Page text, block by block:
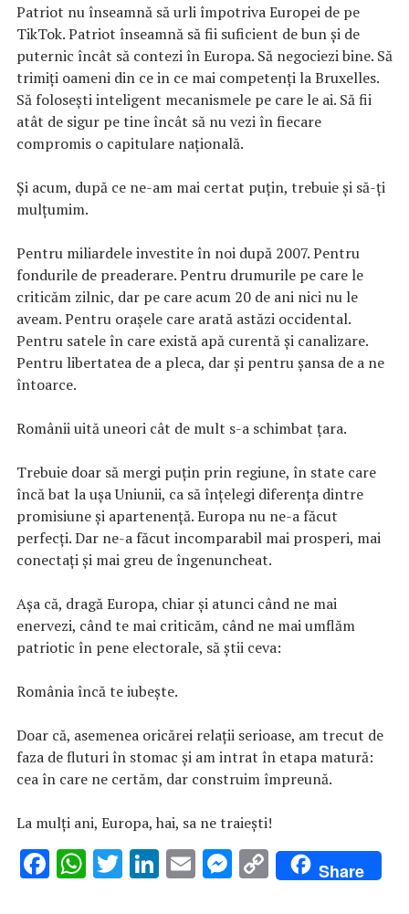
Patriot nu înseamnă să urli împotriva Europei de pe
TikTok. Patriot înseamnă să fii suficient de bun și de
puternic încât să contezi în Europa. Să negociezi bine. Să
trimiți oameni din ce in ce mai competenți la Bruxelles.
Să folosești inteligent mecanismele pe care le ai. Să fii
atât de sigur pe tine încât să nu vezi în fiecare
compromis o capitulare națională.
Și acum, după ce ne-am mai certat puțin, trebuie și să-ți
mulțumim.
Pentru miliardele investite în noi după 2007. Pentru
fondurile de preaderare. Pentru drumurile pe care le
criticăm zilnic, dar pe care acum 20 de ani nici nu le
aveam. Pentru orașele care arată astăzi occidental.
Pentru satele în care există apă curentă și canalizare.
Pentru libertatea de a pleca, dar și pentru șansa de a ne
întoarce.
Românii uită uneori cât de mult s-a schimbat țara.
Trebuie doar să mergi puțin prin regiune, în state care
încă bat la ușa Uniunii, ca să înțelegi diferența dintre
promisiune și apartenență. Europa nu ne-a făcut
perfecți. Dar ne-a făcut incomparabil mai prosperi, mai
conectați și mai greu de îngenuncheat.
Așa că, dragă Europa, chiar și atunci când ne mai
enervezi, când te mai criticăm, când ne mai umflăm
patriotic în pene electorale, să știi ceva:
România încă te iubește.
Doar că, asemenea oricărei relații serioase, am trecut de
faza de fluturi în stomac și am intrat în etapa matură:
cea în care ne certăm, dar construim împreună.
La mulți ani, Europa, hai, sa ne traiești!
F W T Li E M C
o
Share